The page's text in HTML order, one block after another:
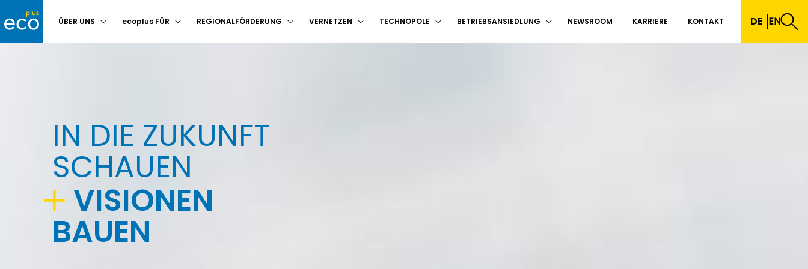
ÜBER UNS ecoplus FÜR REGIONALFÖRDERUNG VERNETZEN TECHNOPOLE BETRIEBSANSIEDLUNG NEWSROOM KARRIERE KONTAKT DE EN
IN DIE ZUKUNFT
SCHAUEN
VISIONEN
BAUEN